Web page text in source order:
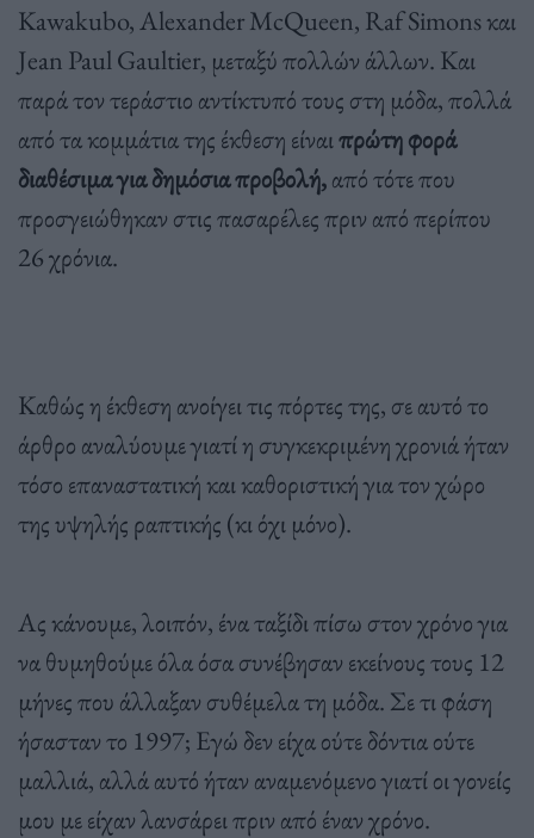
Kawakubo, Alexander McQueen, Raf Simons και
Jean Paul Gaultier, μεταξύ πολλών άλλων. Και
παρά τον τεράστιο αντίκτυπό τους στη μόδα, πολλά
από τα κομμάτια της έκθεση είναιπρώτη φορά
διαθέσιμα για δημόσια προβολή,από τότε που
προσγειώθηκαν στις πασαρέλες πριν από περίπου
26 χρόνια.
Καθώς η έκθεση ανοίγει τις πόρτες της, σε αυτό το
άρθρο αναλύουμε γιατί η συγκεκριμένη χρονιά ήταν
τόσο επαναστατική και καθοριστική για τον χώρο
της υψηλής ραπτικής (κι όχι μόνο).
Ας κάνουμε, λοιπόν, ένα ταξίδι πίσω στον χρόνο για
να θυμηθούμε όλα όσα συνέβησαν εκείνους τους 12
μήνες που άλλαξαν συθέμελα τη μόδα. Σε τι φάση
ήσασταν το 1997; Εγώ δεν είχα ούτε δόντια ούτε
μαλλιά, αλλά αυτό ήταν αναμενόμενο γιατί οι γονείς
μου με είχαν λανσάρει πριν από έναν χρόνο.